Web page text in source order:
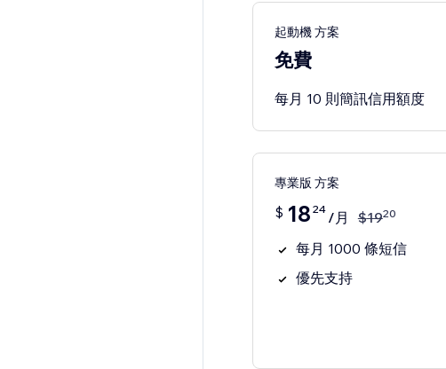
起動機 方案
免費
每月 10 則簡訊信用額度
專業版 方案
$ 18 24 /月 $1920
每月 1000 條短信
優先支持